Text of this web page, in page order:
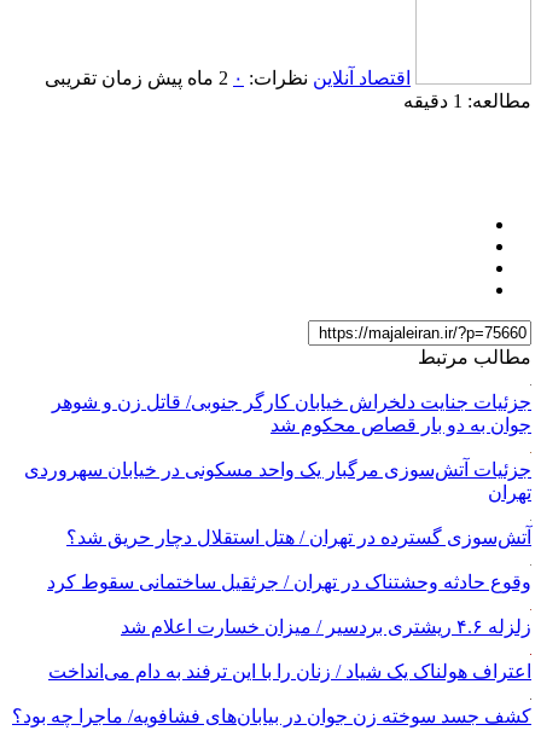
اقتصاد آنلاین نظرات: ۰ 2 ماه پیش
زمان تقریبی
مطالعه: 1 دقیقه
مطالب مرتبط
جزئیات جنایت دلخراش خیابان کارگر جنوبی/ قاتل زن و شوهر
جوان به دو بار قصاص محکوم شد
جزئیات آتش‌سوزی مرگبار یک واحد مسکونی در خیابان سهروردی
تهران
آتش‌سوزی گسترده در تهران / هتل استقلال دچار حریق شد؟
وقوع حادثه وحشتناک در تهران / جرثقیل ساختمانی سقوط کرد
زلزله ۴.۶ ریشتری بردسیر / میزان خسارت اعلام شد
اعتراف هولناک یک شیاد / زنان را با این ترفند به دام می‌انداخت
کشف جسد سوخته زن جوان در بیابان‌های فشافویه/ ماجرا چه بود؟